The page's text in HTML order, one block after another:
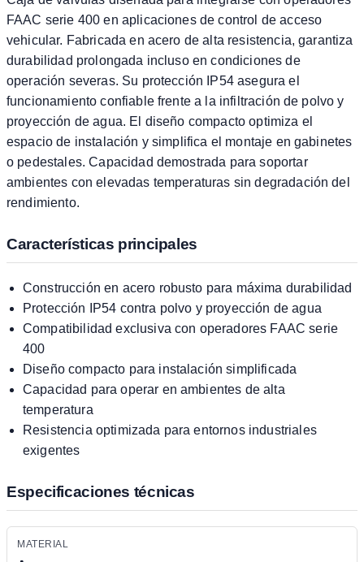
FAAC serie 400 en aplicaciones de control de acceso
vehicular. Fabricada en acero de alta resistencia, garantiza
durabilidad prolongada incluso en condiciones de
operación severas. Su protección IP54 asegura el
funcionamiento confiable frente a la infiltración de polvo y
proyección de agua. El diseño compacto optimiza el
espacio de instalación y simplifica el montaje en gabinetes
o pedestales. Capacidad demostrada para soportar
ambientes con elevadas temperaturas sin degradación del
rendimiento.
Características principales
Construcción en acero robusto para máxima durabilidad
Protección IP54 contra polvo y proyección de agua
Compatibilidad exclusiva con operadores FAAC serie
400
Diseño compacto para instalación simplificada
Capacidad para operar en ambientes de alta
temperatura
Resistencia optimizada para entornos industriales
exigentes
Especificaciones técnicas
MATERIAL